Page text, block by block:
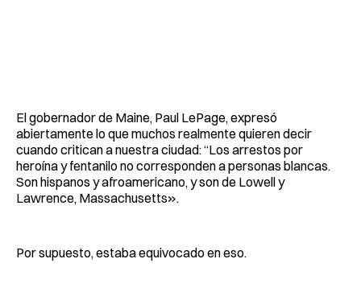
El gobernador de Maine, Paul LePage, expresó
abiertamente lo que muchos realmente quieren decir
cuando critican a nuestra ciudad: “Los arrestos por
heroína y fentanilo no corresponden a personas blancas.
Son hispanos y afroamericano, y son de Lowell y
Lawrence, Massachusetts».
Por supuesto, estaba equivocado en eso.